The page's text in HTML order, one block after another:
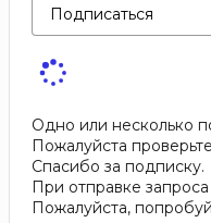
Подписаться
Одно или несколько
Пожалуйста
Спасибо за подписку.
При отправке
Пожалуйста,